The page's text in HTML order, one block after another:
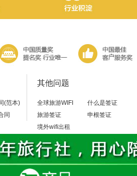
(范本)
同
其他问题
全球旅游WIFI
什么是签证
旅游签证
申根签证
境外wifi出租